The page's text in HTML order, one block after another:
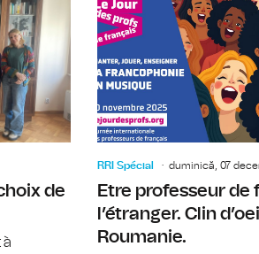
la pauvreté en Roumanie
Marché de Noël franco-roumain
de
à
RRI Spécial duminică, 07
Etre professeur de
l’étranger. Clin
Roumanie.